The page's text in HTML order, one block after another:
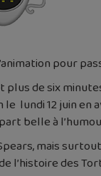
pour
plus de six
lundi 12 juin en
belle à
mais
l’histoire des